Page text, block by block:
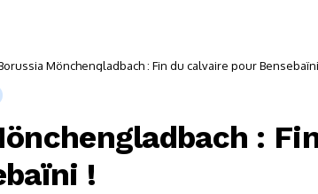
Mönchengladbach : Fin du calvaire pour
:
!